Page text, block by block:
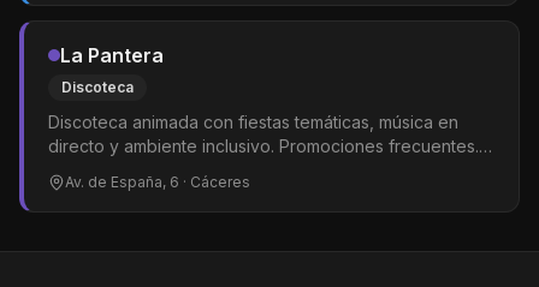
e inclusivo. Uno de los pocos referentes estables del
La Pantera
Discoteca
Discoteca animada con fiestas temáticas, música en
directo y ambiente inclusivo. Promociones frecuentes.
Punto de referencia de la noche cacereña.
Av. de España, 6 · Cáceres